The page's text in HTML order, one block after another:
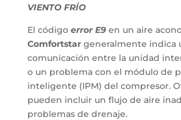
VIENTO FRÍO
El código error E9en un aire
Comfortstargeneralmente indica
comunicación entre la unidad
o un problema con el módulo de
inteligente (IPM) del compresor.
pueden incluir un flujo de aire
problemas de drenaje.